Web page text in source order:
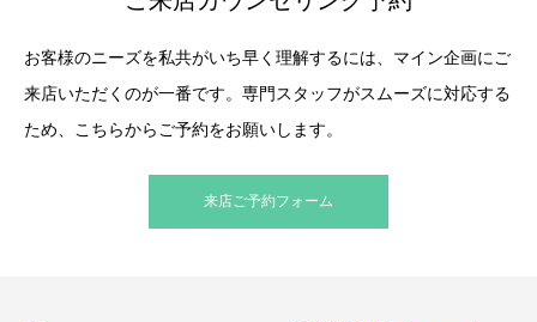
お客様のニーズを私共がいち早く理解するには、マイン企画にご
来店いただくのが一番です。専門スタッフがスムーズに対応する
ため、こちらからご予約をお願いします。
来店ご予約フォーム